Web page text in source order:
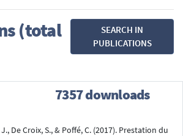
(total
SEARCH IN
PUBLICATIONS
7357 downloads
De Croix, S., & Poffé, C. (2017). Prestation du